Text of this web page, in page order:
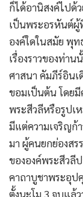
ก็ได้อานิสงค์ไปด้
เป็นพระอรหันต์ผู้
องค์ใดในสมัย พุท
เรื่องราวของท่า
ศาสนา คัมภีร์อิน
ขอมเป็นต้น โดยมี
พระสีวลีหรือรูปเ
มีแต่ความเจริญก้
มา ผู้คนยกย่องสร
ขององค์พระสีวลี
คาถาบูชาพระอุป
ตั้งนะโม 3 จบแล้ว